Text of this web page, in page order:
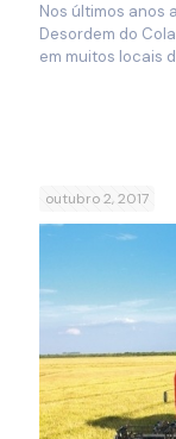
Nos últimos anos
Desordem do
em muitos locais
outubro 2, 2017